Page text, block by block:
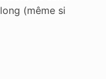
(même si